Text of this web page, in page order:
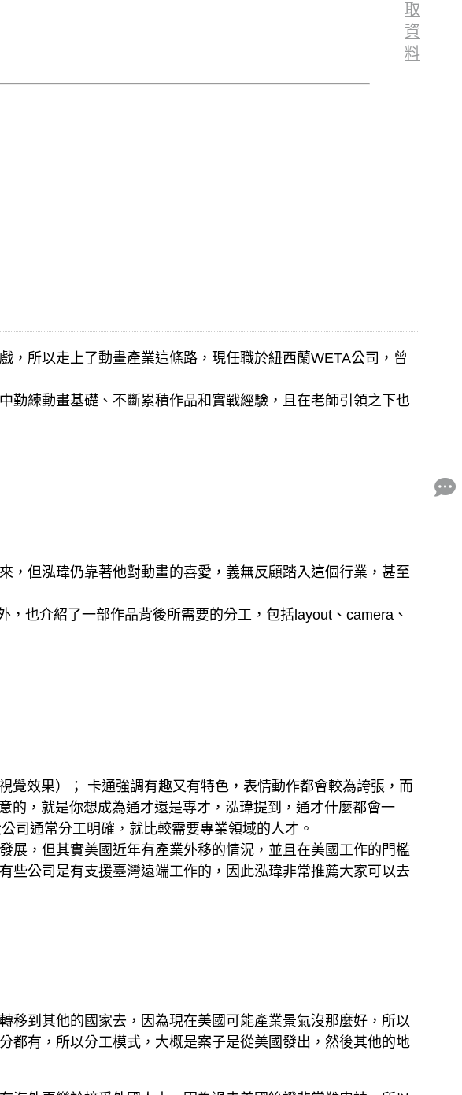
所以走上了動畫產業這條路，現任職於紐西蘭WETA公司，曾
勤練動畫基礎、不斷累積作品和實戰經驗，且在老師引領之下也
，但泓瑋仍靠著他對動畫的喜愛，義無反顧踏入這個行業，甚至
也介紹了一部作品背後所需要的分工，包括layout、camera、
覺效果）； 卡通強調有趣又有特色，表情動作都會較為誇張，而
的，就是你想成為通才還是專才，泓瑋提到，通才什麼都會一
司通常分工明確，就比較需要專業領域的人才。
展，但其實美國近年有產業外移的情況，並且在美國工作的門檻
些公司是有支援臺灣遠端工作的，因此泓瑋非常推薦大家可以去
移到其他的國家去，因為現在美國可能產業景氣沒那麼好，所以
都有，所以分工模式，大概是案子是從美國發出，然後其他的地
取
資
料